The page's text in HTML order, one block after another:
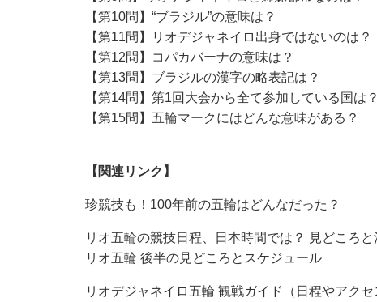
【第10問】“ブラジル”の意味は？
【第11問】リオデジャネイロ出身ではないのは？
【第12問】コパカバーナの意味は？
【第13問】ブラジルの漢字の略表記は？
【第14問】第1回大会から全て参加している国は？
【第15問】五輪マークにはどんな意味がある？
【関連リンク】
珍競技も！100年前の五輪はどんなだった？
リオ五輪の競技日程、日本時間では？ 見どころ
リオ五輪 後半の見どころとスケジュール
リオデジャネイロ五輪 観戦ガイド（日程やアクセ